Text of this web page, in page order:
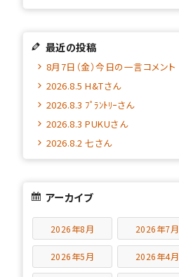
最近の投稿
8月7日（金）今日の一言コメント
2026.8.5 H&Tさん
2026.8.3 ﾌﾟﾗﾝﾄﾘｰさん
2026.8.3 PUKUさん
2026.8.2 七さん
アーカイブ
2026年8月 2026年7月
2026年5月 2026年4月